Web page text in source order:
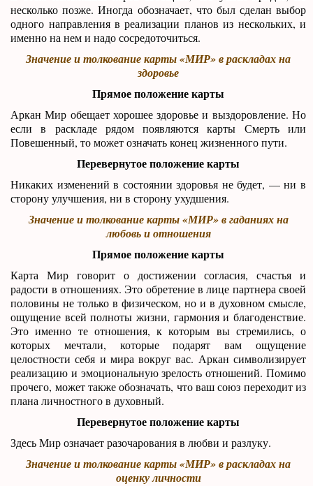
несколько позже. Иногда обозначает, что был сделан выбор
одного направления в реализации планов из нескольких, и
именно на нем и надо сосредоточиться.
Значение и толкование карты «МИР» в раскладах на
здоровье
Прямое положение карты
Аркан Мир обещает хорошее здоровье и выздоровление. Но
если в раскладе рядом появляются карты Смерть или
Повешенный, то может означать конец жизненного пути.
Перевернутое положение карты
Никаких изменений в состоянии здоровья не будет, — ни в
сторону улучшения, ни в сторону ухудшения.
Значение и толкование карты «МИР» в гаданиях на
любовь и отношения
Прямое положение карты
Карта Мир говорит о достижении согласия, счастья и
радости в отношениях. Это обретение в лице партнера своей
половины не только в физическом, но и в духовном смысле,
ощущение всей полноты жизни, гармония и благоденствие.
Это именно те отношения, к которым вы стремились, о
которых мечтали, которые подарят вам ощущение
целостности себя и мира вокруг вас. Аркан символизирует
реализацию и эмоциональную зрелость отношений. Помимо
прочего, может также обозначать, что ваш союз переходит из
плана личностного в духовный.
Перевернутое положение карты
Здесь Мир означает разочарования в любви и разлуку.
Значение и толкование карты «МИР» в раскладах на
оценку личности